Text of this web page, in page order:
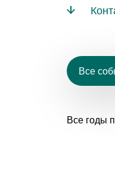
Все
Все годы